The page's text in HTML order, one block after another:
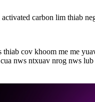
carbon lim thiab
cov khoom me me
nws ntxuav nrog nws